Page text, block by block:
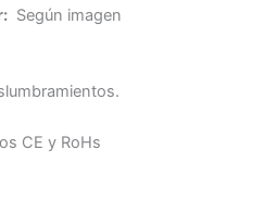
Según imagen
CE y RoHs